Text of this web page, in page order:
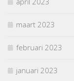
maart 2023
februari 2023
januari 2023